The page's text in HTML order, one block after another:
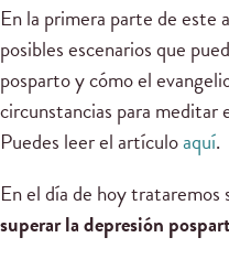
En la primera parte de este
posibles escenarios que
posparto y cómo el
circunstancias para meditar
Puedes leer el artículoaquí.
En el día de hoy trataremos
superar la depresión